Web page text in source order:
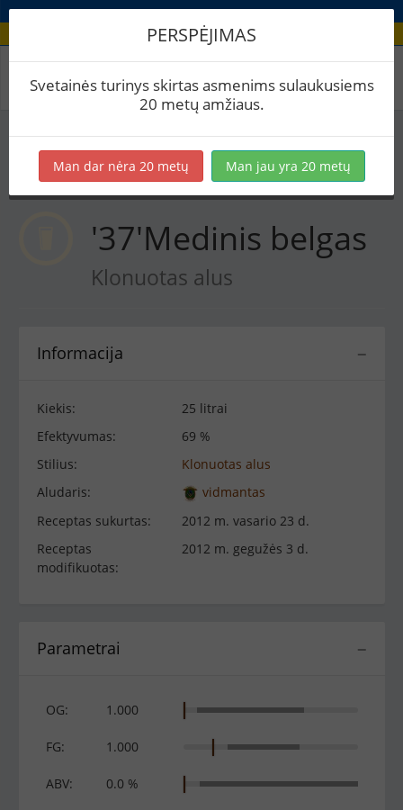
Receptas / '37'Medinis belgas
Virimai (1)
BeerXML
'37'Medinis belgas
Klonuotas alus
−
Informacija
Kiekis:
25 litrai
Efektyvumas:
69 %
Stilius:
Klonuotas alus
Aludaris:
vidmantas
Receptas sukurtas:
2012 m. vasario 23 d.
Receptas
modifikuotas:
2012 m. gegužės 3 d.
−
Parametrai
OG: 1.000
FG: 1.000
ABV: 0.0 %
PERSPĖJIMAS
Svetainės turinys skirtas asmenims sulaukusiems
20 metų amžiaus.
Man dar nėra 20 metų Man jau yra 20 metų